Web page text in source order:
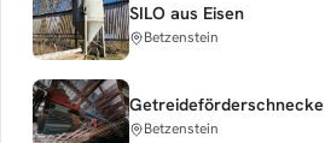
SILO aus Eisen
Betzenstein
Getreideförderschnecke
Betzenstein